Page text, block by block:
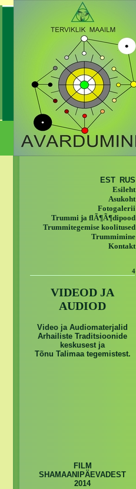
EST RUS
Esileht
Asukoht
Fotogalerii
Trummi ja flÃ¶Ã¶dipood
Trummitegemise koolitused
Trummimine
Kontakt
4
VIDEOD JA
AUDIOD
Video ja Audiomaterjalid
Arhailiste Traditsioonide
keskusest ja
Tõnu Talimaa tegemistest.
FILM
SHAMAANIPÄEVADEST
2014